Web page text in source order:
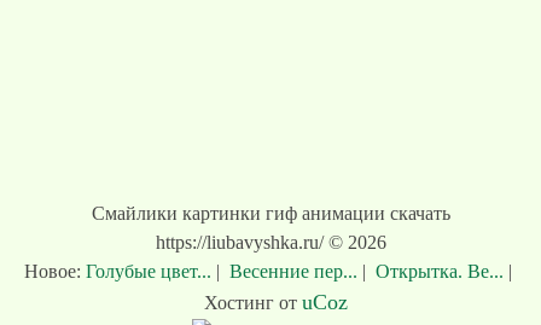
Смайлики картинки гиф анимации скачать
https://liubavyshka.ru/ © 2026
Новое: Голубые цвет... | Весенние пер... | Открытка. Ве... |
Хостинг от uCoz